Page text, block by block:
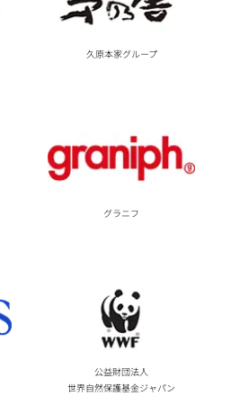
久原本家グループ
グラニフ
公益財団法人
世界自然保護基金ジャパン